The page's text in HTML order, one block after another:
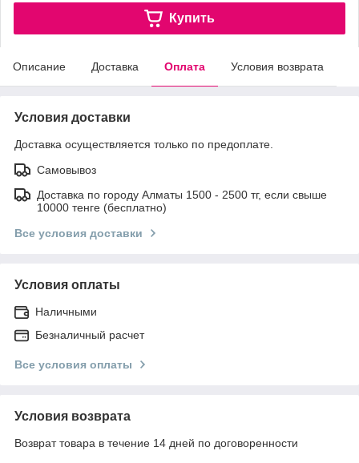
Купить
Описание Доставка Оплата Условия возврата
Условия доставки
Доставка осуществляется только по предоплате.
Самовывоз
Доставка по городу Алматы 1500 - 2500 тг, если свыше
10000 тенге (бесплатно)
Все условия доставки
Условия оплаты
Наличными
Безналичный расчет
Все условия оплаты
Условия возврата
Возврат товара в течение 14 дней по договоренности